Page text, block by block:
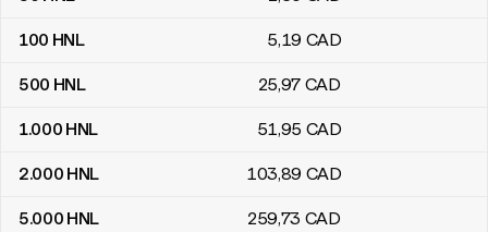
100 HNL 5,19 CAD
500 HNL 25,97 CAD
1.000 HNL 51,95 CAD
2.000 HNL 103,89 CAD
5.000 HNL 259,73 CAD